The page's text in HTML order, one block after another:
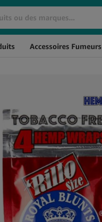
Huile de CBG
Huile de CBN
Huile de CBD aromatisée
Huile de CBD Full Spectrum
Huile de CBD Naturelle
Accessoires Fumeurs